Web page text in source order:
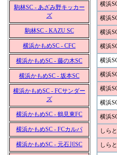
駒林SC - あざみ野キッカー
ズ
駒林SC - KAZU SC
横浜かもめSC - CFC
横浜かもめSC - 藤の木SC
横浜かもめSC - 坂本SC
横浜かもめSC - FCサンダー
ズ
横浜かもめSC - 鶴見東FC
横浜かもめSC - FCカルパ
横浜かもめSC - 元石川SC
横浜
横浜
横浜
横浜
横浜
横浜
横浜
横浜
横浜
しら
しら